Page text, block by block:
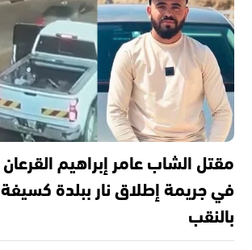
مقتل الشاب عامر إبراهيم القرعان
في جريمة إطلاق نار ببلدة كسيفة
بالنقب